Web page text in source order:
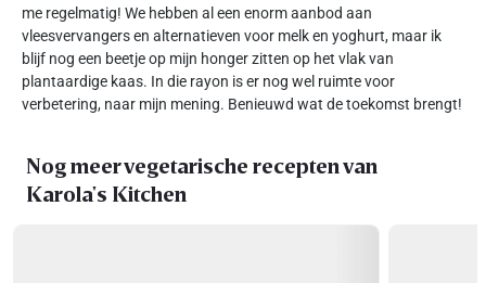
me regelmatig! We hebben al een enorm aanbod aan
vleesvervangers en alternatieven voor melk en yoghurt, maar ik
blijf nog een beetje op mijn honger zitten op het vlak van
plantaardige kaas. In die rayon is er nog wel ruimte voor
verbetering, naar mijn mening. Benieuwd wat de toekomst brengt!
Nog meer vegetarische recepten van
Karola's Kitchen